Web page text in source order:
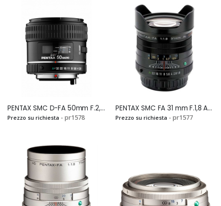
PENTAX SMC D-FA 50mm F.2,8 MACROSi
Prezzo su richiesta - pr1578
PENTAX SMC FA 31 mm F.1,8 AL Limited Edition BlackSi
Prezzo su richiesta - pr1577